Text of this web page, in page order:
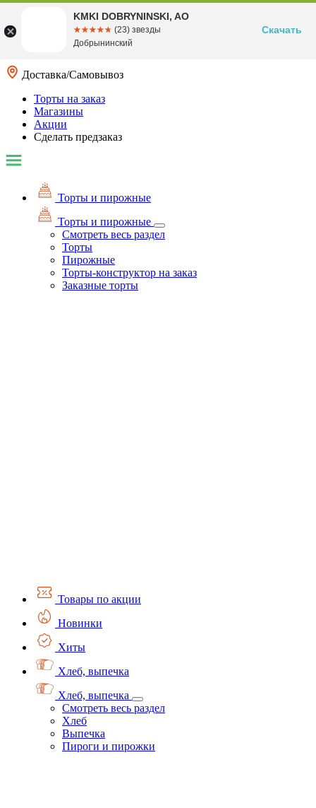
Доставка/Самовывоз
Торты на заказ
Магазины
Акции
Сделать предзаказ
Торты и пирожные
Торты и пирожные
Смотреть весь раздел
Торты
Пирожные
Торты-конструктор на заказ
Заказные торты
Товары по акции
Новинки
Хиты
Хлеб, выпечка
Хлеб, выпечка
Смотреть весь раздел
Хлеб
Выпечка
Пироги и пирожки
KMKI DOBRYNINSKI, AO
☆☆☆☆☆
★★★★★ (23) звезды
Добрынинский
Скачать